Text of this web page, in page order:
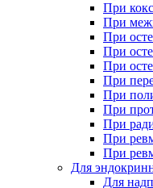
При
При
При
При
При
При
При
При
При
При
При
Для
Для